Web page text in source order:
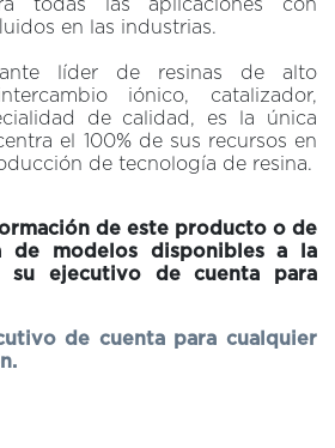
todas las aplicaciones con
en las industrias.
líder de resinas de alto
iónico, catalizador,
de calidad, es la única
el 100% de sus recursos en
de tecnología de resina.
de este producto o de
de modelos disponibles a la
su ejecutivo de cuenta para
de cuenta para cualquier